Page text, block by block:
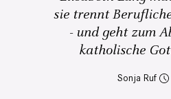
sie trennt
- und geht zum
katholische
Sonja Ruf